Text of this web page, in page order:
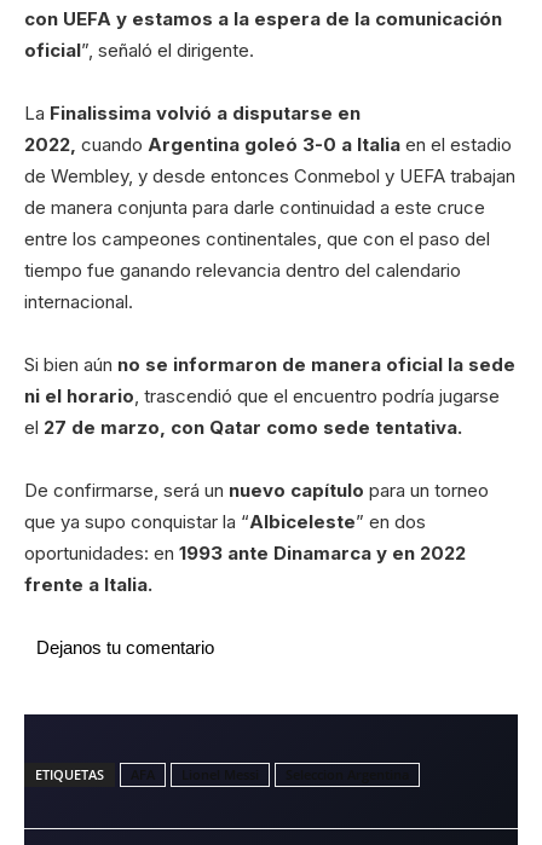
con UEFA y estamos a la espera de la comunicación
oficial”, señaló el dirigente.
La Finalissima volvió a disputarse en
2022, cuando Argentina goleó 3-0 a Italia en el estadio
de Wembley, y desde entonces Conmebol y UEFA trabajan
de manera conjunta para darle continuidad a este cruce
entre los campeones continentales, que con el paso del
tiempo fue ganando relevancia dentro del calendario
internacional.
Si bien aún no se informaron de manera oficial la sede
ni el horario , trascendió que el encuentro podría jugarse
el 27 de marzo, con Qatar como sede tentativa.
De confirmarse, será un nuevo capítulo para un torneo
que ya supo conquistar la “Albiceleste” en dos
oportunidades: en 1993 ante Dinamarca y en 2022
frente a Italia.
Dejanos tu comentario
ETIQUETAS AFA